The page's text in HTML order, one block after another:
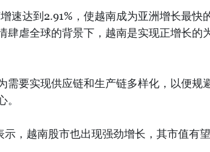
速达到2.91%，使越南成为亚洲增长最快
肆虐全球的背景下，越南是实现正增长的
需要实现供应链和生产链多样化，以便规
。
，越南股市也出现强劲增长，其市值有